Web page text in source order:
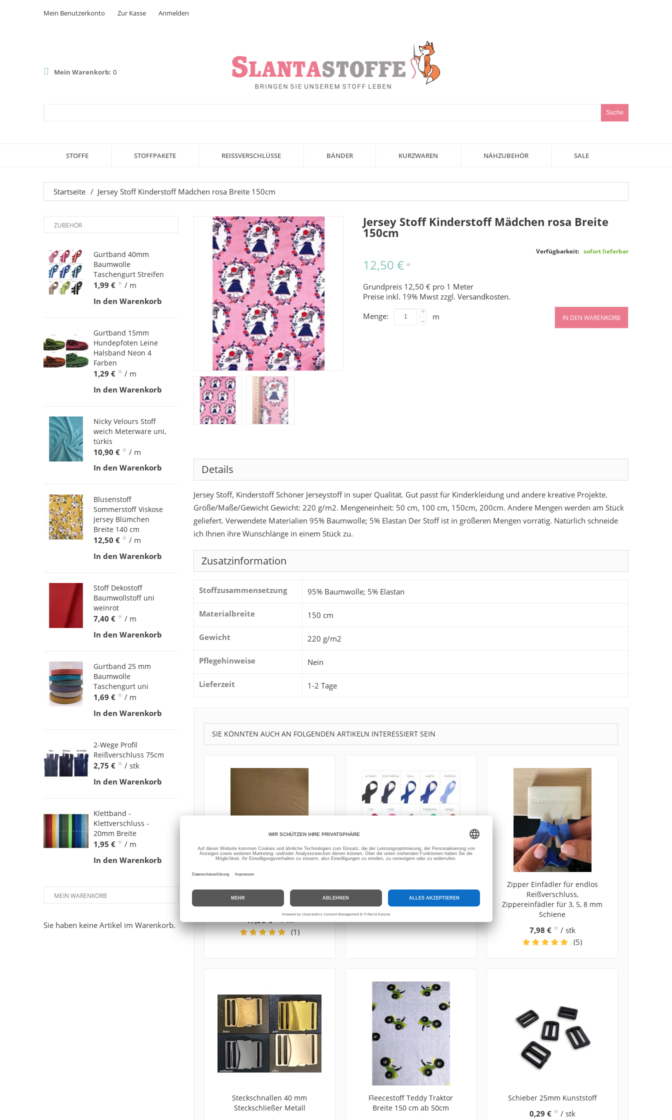
Mein Benutzerkonto Zur Kasse Anmelden
Mein Warenkorb: 0
Suche
STOFFE STOFFPAKETE REISSVERSCHLÜSSE BÄNDER KURZWAREN NÄHZUBEHÖR SALE
Startseite / Jersey Stoff Kinderstoff Mädchen rosa Breite 150cm
Jersey Stoff Kinderstoff Mädchen rosa Breite
150cm
Verfügbarkeit: sofort lieferbar
12,50 € *
Grundpreis 12,50 € pro 1 Meter
Preise inkl. 19% Mwst zzgl.Versandkosten.
Menge:
+
- m IN DEN WARENKORB
Details
Jersey Stoff, Kinderstoff Schöner Jerseystoff in super Qualität. Gut passt für Kinderkleidung und andere kreative Projekte.
Größe/Maße/Gewicht Gewicht: 220 g/m2. Mengeneinheit: 50 cm, 100 cm, 150cm, 200cm. Andere Mengen werden am Stück
geliefert. Verwendete Materialien 95% Baumwolle; 5% Elastan Der Stoff ist in größeren Mengen vorrätig. Natürlich schneide
ich Ihnen ihre Wunschlänge in einem Stück zu.
Zusatzinformation
Stoffzusammensetzung 95% Baumwolle; 5% Elastan
Materialbreite 150 cm
Gewicht 220 g/m2
Pflegehinweise Nein
Lieferzeit 1-2 Tage
SIE KÖNNTEN AUCH AN FOLGENDEN ARTIKELN INTERESSIERT SEIN
Kunstleder Meterware ab 50
17,90 € * / m
(1)
14 Farben
0,60 € * / m
Zipper Einfädler für endlos
Reißverschluss,
Zippereinfädler für 3, 5, 8 mm
Schiene
7,98 € * / stk
(5)
Steckschnallen 40 mm
Steckschließer Metall
Fleecestoff Teddy Traktor
Breite 150 cm ab 50cm
Schieber 25mm Kunststoff
0,29 € * / stk
ZUBEHÖR
Gurtband 40mm
Baumwolle
Taschengurt Streifen
1,99 € * / m
In den Warenkorb
Gurtband 15mm
Hundepfoten Leine
Halsband Neon 4
Farben
1,29 € * / m
In den Warenkorb
Nicky Velours Stoff
weich Meterware uni,
türkis
10,90 € * / m
In den Warenkorb
Blusenstoff
Sommerstoff Viskose
Jersey Blümchen
Breite 140 cm
12,50 € * / m
In den Warenkorb
Stoff Dekostoff
Baumwollstoff uni
weinrot
7,40 € * / m
In den Warenkorb
Gurtband 25 mm
Baumwolle
Taschengurt uni
1,69 € * / m
In den Warenkorb
2-Wege Profil
Reißverschluss 75cm
2,75 € * / stk
In den Warenkorb
Klettband -
Klettverschluss -
20mm Breite
1,95 € * / m
In den Warenkorb
MEIN WARENKORB
Sie haben keine Artikel im Warenkorb.